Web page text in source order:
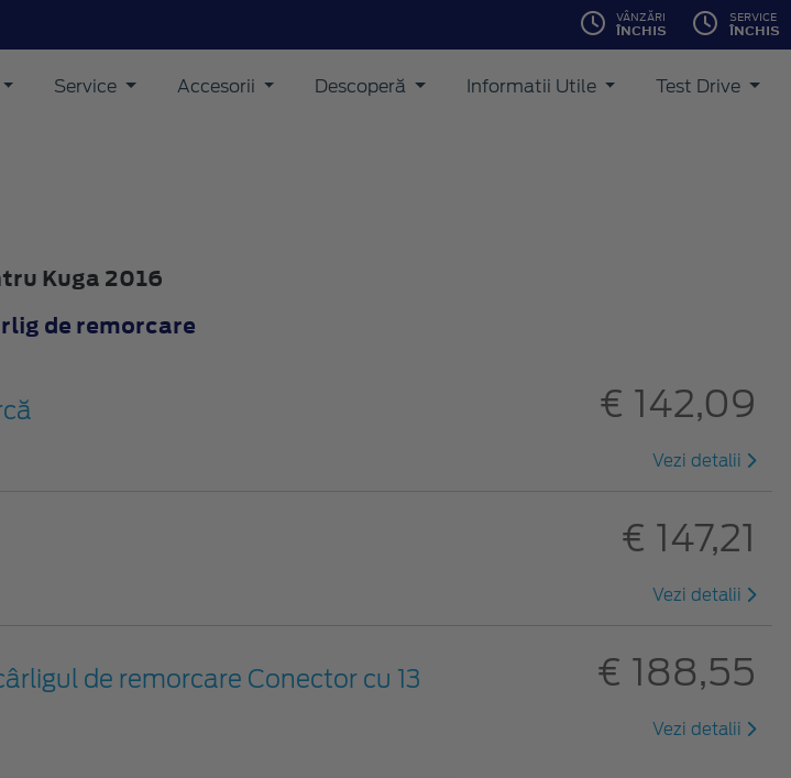
VÂNZĂRI
ÎNCHIS
SERVICE
ÎNCHIS
Service Accesorii Descoperă Informatii Utile Test Drive
Kuga 2016
de remorcare
€ 142,09
Vezi detalii
€ 147,21
Vezi detalii
de remorcare Conector cu 13
€ 188,55
Vezi detalii